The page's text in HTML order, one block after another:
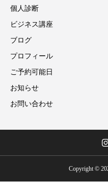
個人診断
ビジネス講座
ブログ
プロフィール
ご予約可能日
お知らせ
お問い合わせ
Copyright ©